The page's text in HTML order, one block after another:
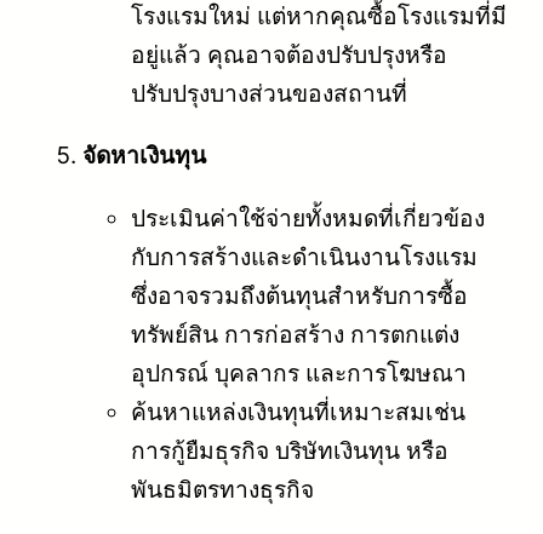
โรงแรมใหม่ แต่หากคุณซื้อโรงแรมที่มี
อยู่แล้ว คุณอาจต้องปรับปรุงหรือ
ปรับปรุงบางส่วนของสถานที่
จัดหาเงินทุน
ประเมินค่าใช้จ่ายทั้งหมดที่เกี่ยวข้อง
กับการสร้างและดำเนินงานโรงแรม
ซึ่งอาจรวมถึงต้นทุนสำหรับการซื้อ
ทรัพย์สิน การก่อสร้าง การตกแต่ง
อุปกรณ์ บุคลากร และการโฆษณา
ค้นหาแหล่งเงินทุนที่เหมาะสมเช่น
การกู้ยืมธุรกิจ บริษัทเงินทุน หรือ
พันธมิตรทางธุรกิจ